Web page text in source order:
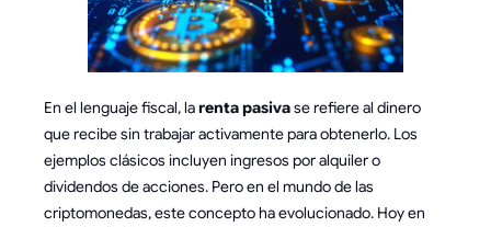
En el lenguaje fiscal, larenta pasivase refiere al dinero
que recibe sin trabajar activamente para obtenerlo. Los
ejemplos clásicos incluyen ingresos por alquiler o
dividendos de acciones. Pero en el mundo de las
criptomonedas, este concepto ha evolucionado. Hoy en